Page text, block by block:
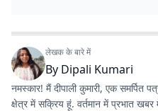
लेखक के बारे में
By Dipali Kumari
नमस्कार! मैं दीपाली कुमारी, एक समर्पित
क्षेत्र में सक्रिय हूं. वर्तमान में प्रभात